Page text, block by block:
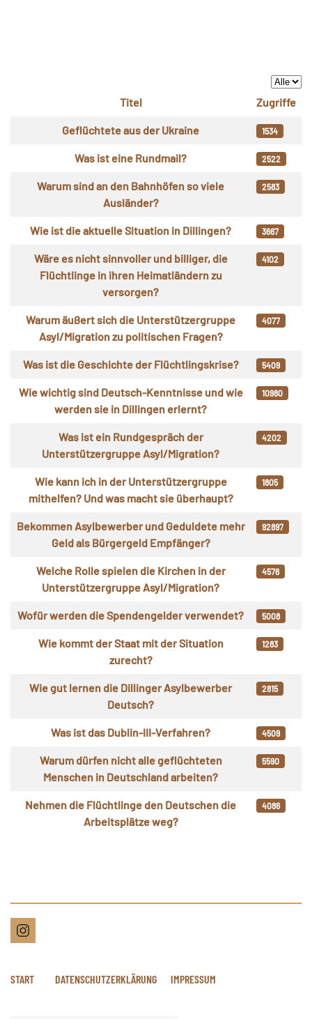
Titel Zugriffe
Geflüchtete aus der Ukraine 1534
Was ist eine Rundmail? 2522
Warum sind an den Bahnhöfen so viele
Ausländer?
2583
Wie ist die aktuelle Situation in Dillingen? 3667
Wäre es nicht sinnvoller und billiger, die
Flüchtlinge in ihren Heimatländern zu
versorgen?
4102
Warum äußert sich die Unterstützergruppe
Asyl/Migration zu politischen Fragen?
4077
Was ist die Geschichte der Flüchtlingskrise? 5409
Wie wichtig sind Deutsch-Kenntnisse und wie
werden sie in Dillingen erlernt?
10980
Was ist ein Rundgespräch der
Unterstützergruppe Asyl/Migration?
4202
Wie kann ich in der Unterstützergruppe
mithelfen? Und was macht sie überhaupt?
1805
Bekommen Asylbewerber und Geduldete mehr
Geld als Bürgergeld Empfänger?
92897
Welche Rolle spielen die Kirchen in der
Unterstützergruppe Asyl/Migration?
4576
Wofür werden die Spendengelder verwendet? 5008
Wie kommt der Staat mit der Situation
zurecht?
1283
Wie gut lernen die Dillinger Asylbewerber
Deutsch?
2815
Was ist das Dublin-III-Verfahren? 4509
Warum dürfen nicht alle geflüchteten
Menschen in Deutschland arbeiten?
5590
Nehmen die Flüchtlinge den Deutschen die
Arbeitsplätze weg?
4086
START DATENSCHUTZERKLÄRUNG IMPRESSUM